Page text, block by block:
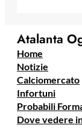
Atalanta
Home
Notizie
Calciomercato
Infortuni
Probabili
Dove vedere